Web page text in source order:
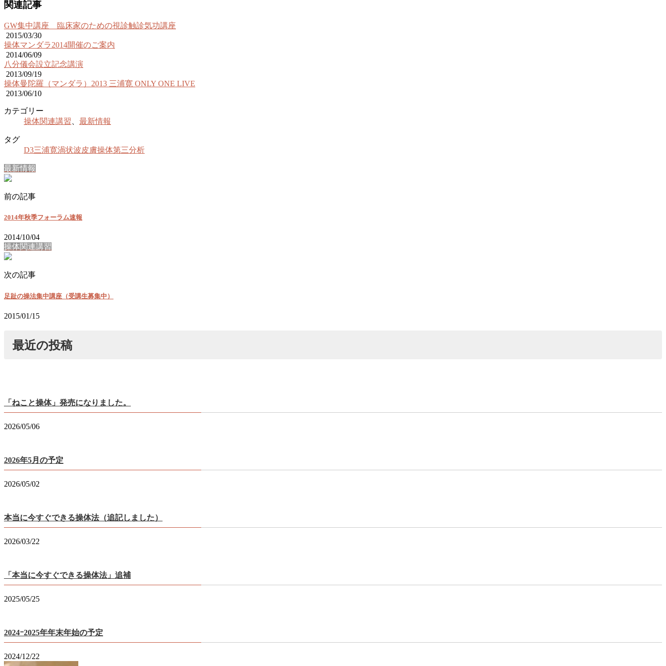
関連記事
GW集中講座 臨床家のための視診触診気功講座
2015/03/30
操体マンダラ2014開催のご案内
2014/06/09
八分儀会設立記念講演
2013/09/19
操体曼陀羅（マンダラ）2013 三浦寛 ONLY ONE LIVE
2013/06/10
カテゴリー
操体関連講習
最新情報
タグ
D3三浦寛渦状波皮膚操体第三分析
最新情報
前の記事
2014年秋季フォーラム速報
2014/10/04
操体関連講習
次の記事
足趾の操法集中講座（受講生募集中）
2015/01/15
最近の投稿
「ねこと操体」発売になりました。
2026/05/06
2026年5月の予定
2026/05/02
本当に今すぐできる操体法（追記しました）
2026/03/22
「本当に今すぐできる操体法」追補
2025/05/25
2024ｰ2025年年末年始の予定
2024/12/22